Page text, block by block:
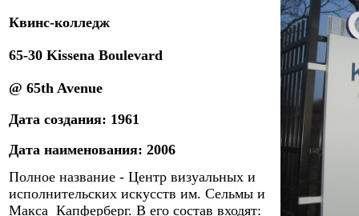
Квинс-колледж
65-30 Kissena Boulevard
@ 65th Avenue
Дата создания: 1961
Дата наименования: 2006
Полное название - Центр визуальных и
исполнительских искусств им. Сельмы и
Макса Капферберг. В его состав входят: